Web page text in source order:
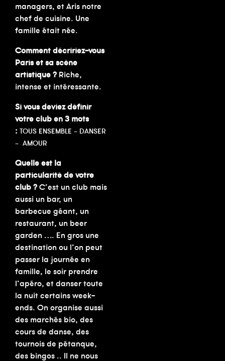
managers, et Aris notre
chef de cuisine. Une
famille était née.
Comment décririez-vous
Paris et sa scène
artistique ? Riche,
intense et intéressante.
Si vous deviez définir
votre club en 3 mots
: TOUS ENSEMBLE – DANSER
– AMOUR
Quelle est la
particularité de votre
club ? C’est un club mais
aussi un bar, un
barbecue géant, un
restaurant, un beer
garden …. En gros une
destination ou l’on peut
passer la journée en
famille, le soir prendre
l’apéro, et danser toute
la nuit certains week-
ends. On organise aussi
des marchés bio, des
cours de danse, des
tournois de pétanque,
des bingos .. Il ne nous